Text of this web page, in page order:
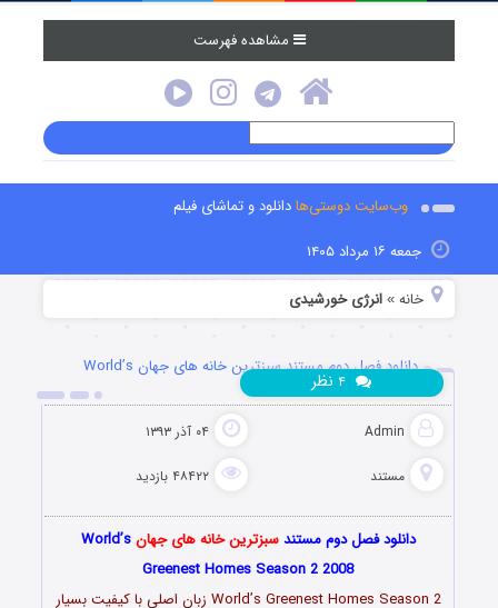
مشاهده فهرست
وب‌سایت دوستی‌هادانلود و تماشای فیلم
جمعه ۱۶ مرداد ۱۴۰۵
خانه »انرژی خورشیدی
دانلود فصل دوم مستند سبزترین خانه های جهان World’s
Greenest Homes
Admin ۰۴ آذر ۱۳۹۳
مستند ۴۸۴۲۲ بازدید
نظر
دانلود فصل دوم مستندسبزترین خانه های جهان World’s
Greenest Homes Season 2 2008
World’s Greenest Homes Season 2 زبان اصلی با کیفیت بسیار